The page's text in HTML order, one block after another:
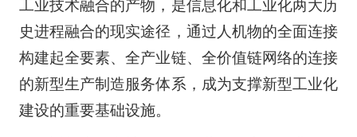
工业技术融合的产物，是信息化和工业化两大历
史进程融合的现实途径，通过人机物的全面连接
构建起全要素、全产业链、全价值链网络的连接
的新型生产制造服务体系，成为支撑新型工业化
建设的重要基础设施。